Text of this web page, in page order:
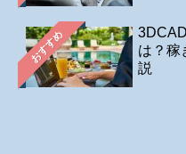
おすすめ
は？稼
説